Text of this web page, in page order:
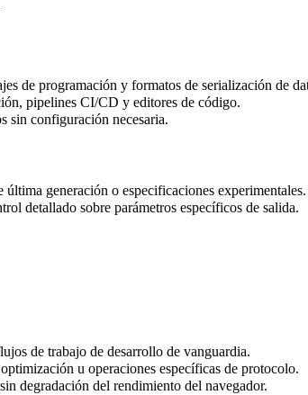
de programación y formatos de serialización de
pipelines CI/CD y editores de código.
sin configuración necesaria.
generación o especificaciones experimentales.
detallado sobre parámetros específicos de salida.
de trabajo de desarrollo de vanguardia.
u operaciones específicas de protocolo.
degradación del rendimiento del navegador.